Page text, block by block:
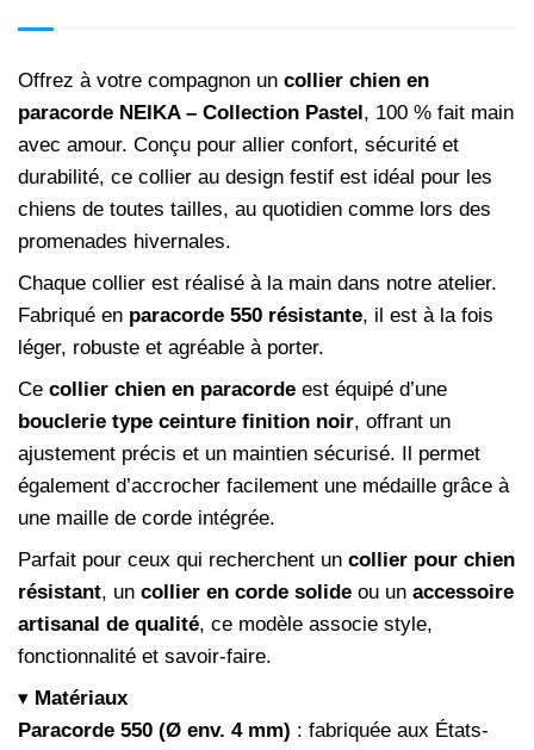
Offrez à votre compagnon un collier chien en
paracorde NEIKA – Collection Pastel , 100 % fait main
avec amour. Conçu pour allier confort, sécurité et
durabilité, ce collier au design festif est idéal pour les
chiens de toutes tailles, au quotidien comme lors des
promenades hivernales.
Chaque collier est réalisé à la main dans notre atelier.
Fabriqué en paracorde 550 résistante, il est à la fois
léger, robuste et agréable à porter.
Ce collier chien en paracorde est équipé d’une
bouclerie type ceinture finition noir, offrant un
ajustement précis et un maintien sécurisé. Il permet
également d’accrocher facilement une médaille grâce à
une maille de corde intégrée.
Parfait pour ceux qui recherchent un collier pour chien
résistant, un collier en corde solide ou un accessoire
artisanal de qualité, ce modèle associe style,
fonctionnalité et savoir-faire.
▾ Matériaux
Paracorde 550 (Ø env. 4 mm) : fabriquée aux États-